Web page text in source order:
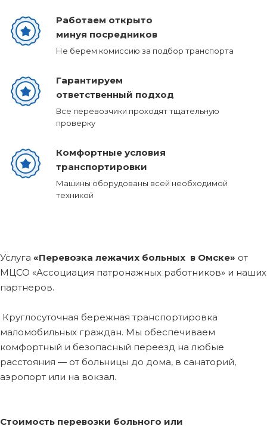
Работаем открыто
минуя посредников
Не берем комиссию за подбор транспорта
Гарантируем
ответственный подход
Все перевозчики проходят тщательную
проверку
Комфортные условия
транспортировки
Машины оборудованы всей необходимой
техникой
Услуга «Перевозка лежачих больных в Омске» от
МЦСО «Ассоциация патронажных работников» и наших
партнеров.
Круглосуточная бережная транспортировка
маломобильных граждан. Мы обеспечиваем
комфортный и безопасный переезд на любые
расстояния — от больницы до дома, в санаторий,
аэропорт или на вокзал.
Стоимость перевозки больного или